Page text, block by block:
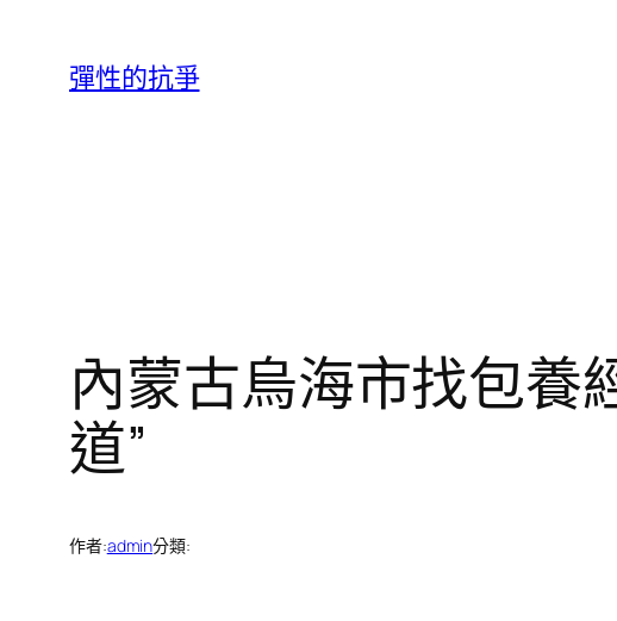
彈性的抗爭
內蒙古烏海市找包養
道”
作者:admin分類: